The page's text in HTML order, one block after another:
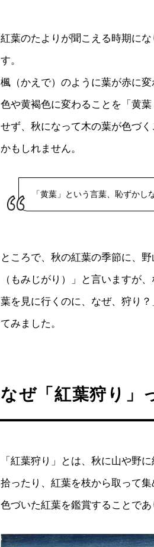
紅葉のたよりが聞こえる時期に
す。
楓（かえで）のように葉が赤に
色や黄褐色に変わることを「黄
せず、秋になって木の葉が色づ
かもしれません。
「黄葉」という言葉、恥ずかし
ところで、秋の紅葉の季節に、
（もみじがり）」と言いますが
葉を見に行くのに、なぜ、狩り
てみました。
なぜ「紅葉狩り」
「紅葉狩り」とは、秋に山や野
拾ったり、紅葉を枝から取って
色づいた紅葉を鑑賞することであ